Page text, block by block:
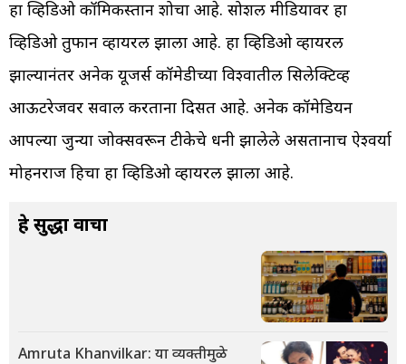
हा व्हिडिओ कॉमिकस्तान शोचा आहे. सोशल मीडियावर हा
व्हिडिओ तुफान व्हायरल झाला आहे. हा व्हिडिओ व्हायरल
झाल्यानंतर अनेक यूजर्स कॉमेडीच्या विश्वातील सिलेक्टिव्ह
आऊटरेजवर सवाल करताना दिसत आहे. अनेक कॉमेडियन
आपल्या जुन्या जोक्सवरून टीकेचे धनी झालेले असतानाच ऐश्वर्या
मोहनराज हिचा हा व्हिडिओ व्हायरल झाला आहे.
हे सुद्धा वाचा
Amruta Khanvilkar: या व्यक्तीमुळे